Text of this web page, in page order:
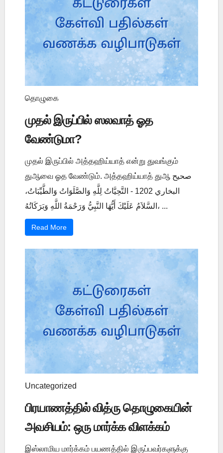
தொழுகை
முதல் இருப்பில் ஸலவாத் ஓத
வேண்டுமா?
முதல் இருப்பில் அத்தஹிய்யாத் என்று துவங்கும்
துஆவை ஓத வேண்டும். அத்தஹிய்யாத் துஆ صحيح
البخاري 1202 - التَّحِيَّاتُ لِلَّهِ وَالصَّلَوَاتُ وَالطَّيِّبَاتُ،
السَّلاَمُ عَلَيْكَ أَيُّهَا النَّبِيُّ وَرَحْمَةُ اللَّهِ وَبَرَكَاتُهُ، ...
Read More
Uncategorized
பிரயாணத்தில் வித்ரு தொழுகையின்
அவசியம்: ஒரு மார்க்க விளக்கம்
இஸ்லாமிய மார்க்கம் பயணத்தில் இருப்பவர்களுக்கு